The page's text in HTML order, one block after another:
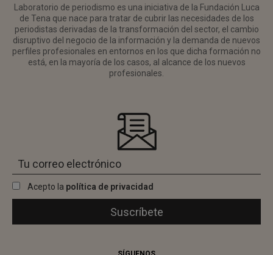
Laboratorio de periodismo es una iniciativa de la Fundación Luca
de Tena que nace para tratar de cubrir las necesidades de los
periodistas derivadas de la transformación del sector, el cambio
disruptivo del negocio de la información y la demanda de nuevos
perfiles profesionales en entornos en los que dicha formación no
está, en la mayoría de los casos, al alcance de los nuevos
profesionales.
Acepto la política de privacidad